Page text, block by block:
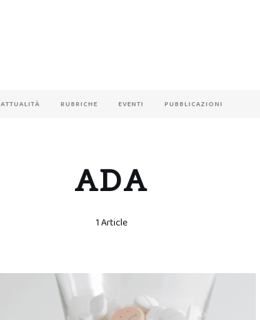
ATTUALITÀ RUBRICHE EVENTI PUBBLICAZIONI
ADA
1 Article